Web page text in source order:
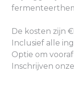
De kosten zijn
Inclusief alle
Optie om
Inschrijven